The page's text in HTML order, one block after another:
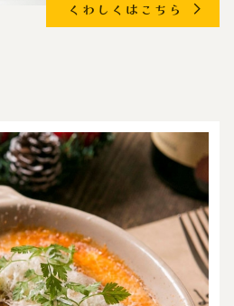
くわしくはこちら